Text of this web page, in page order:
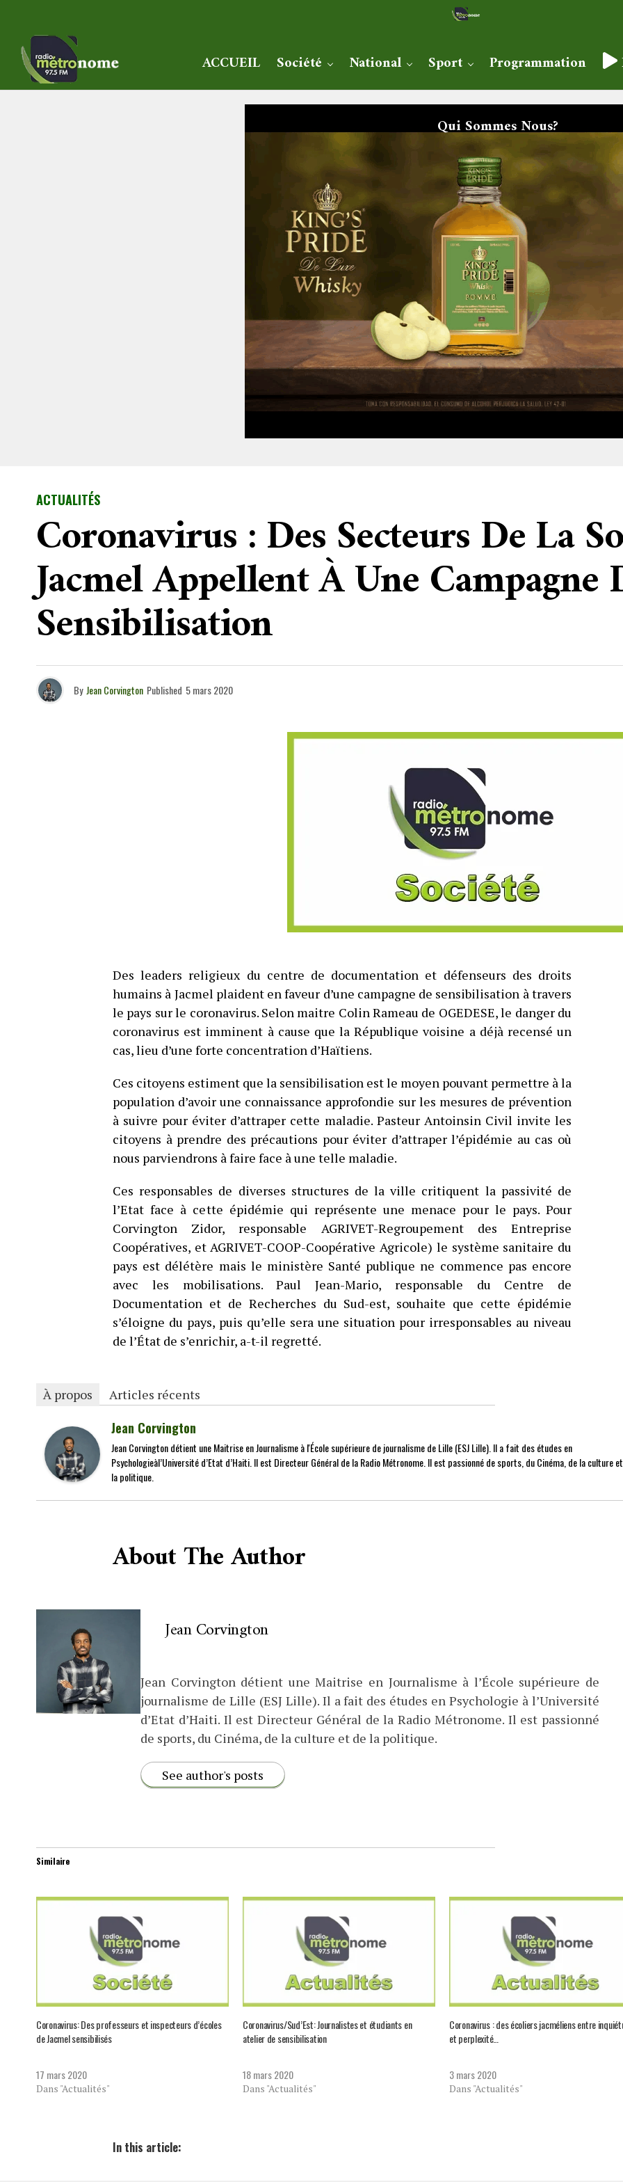
ACCUEIL Société National Sport Programmation
Qui Sommes Nous?
ACTUALITÉS
Coronavirus : Des Secteurs De La
Jacmel Appellent À Une Campagne
Sensibilisation
By Jean Corvington Published 5 mars 2020
Des leaders religieux du centre de documentation et défenseurs des droits
humains à Jacmel plaident en faveur d’une campagne de sensibilisation à travers
le pays sur le coronavirus. Selon maitre Colin Rameau de OGEDESE, le danger du
coronavirus est imminent à cause que la République voisine a déjà recensé un
cas, lieu d’une forte concentration d’Haïtiens.
Ces citoyens estiment que la sensibilisation est le moyen pouvant permettre à la
population d’avoir une connaissance approfondie sur les mesures de prévention
à suivre pour éviter d’attraper cette maladie. Pasteur Antoinsin Civil invite les
citoyens à prendre des précautions pour éviter d’attraper l’épidémie au cas où
nous parviendrons à faire face à une telle maladie.
Ces responsables de diverses structures de la ville critiquent la passivité de
l’Etat face à cette épidémie qui représente une menace pour le pays. Pour
Corvington Zidor, responsable AGRIVET-Regroupement des Entreprise
Coopératives, et AGRIVET-COOP-Coopérative Agricole) le système sanitaire du
pays est délétère mais le ministère Santé publique ne commence pas encore
avec les mobilisations. Paul Jean-Mario, responsable du Centre de
Documentation et de Recherches du Sud-est, souhaite que cette épidémie
s’éloigne du pays, puis qu’elle sera une situation pour irresponsables au niveau
de l’État de s’enrichir, a-t-il regretté.
À propos Articles récents
Jean Corvington
Jean Corvington détient une Maitrise en Journalisme à l'École supérieure de journalisme de Lille (ESJ Lille). Il a fait des études en
Psychologieàl’Université d’Etat d’Haiti. Il est Directeur Général de la Radio Métronome. Il est passionné de sports, du Cinéma, de la culture
la politique.
About The Author
Jean Corvington
Jean Corvington détient une Maitrise en Journalisme à l’École supérieure de
journalisme de Lille (ESJ Lille). Il a fait des études en Psychologie à l’Université
d’Etat d’Haiti. Il est Directeur Général de la Radio Métronome. Il est passionné
de sports, du Cinéma, de la culture et de la politique.
See author's posts
Similaire
Coronavirus: Des professeurs et inspecteurs d’écoles
de Jacmel sensibilisés
17 mars 2020
Dans "Actualités"
Coronavirus/Sud’Est: Journalistes et étudiants en
atelier de sensibilisation
18 mars 2020
Dans "Actualités"
Coronavirus : des écoliers jacméliens entre
et perplexité…
3 mars 2020
Dans "Actualités"
In this article: